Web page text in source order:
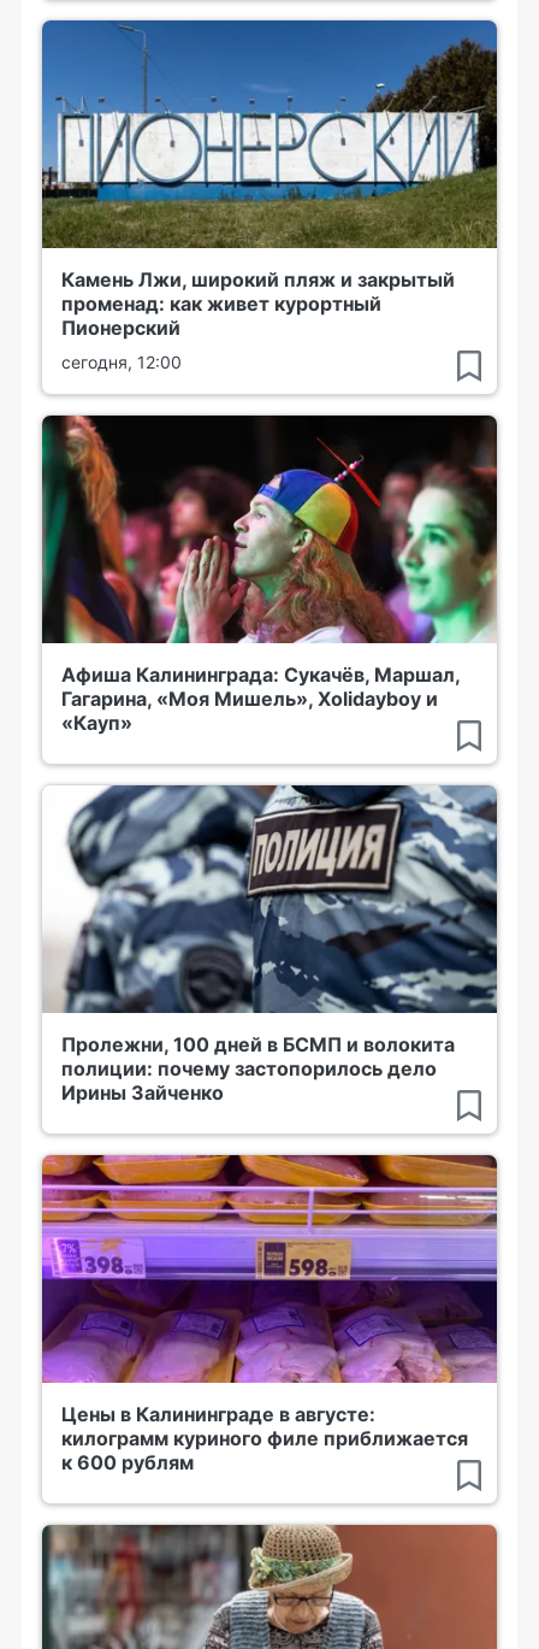
Камень Лжи, широкий пляж и закрытый
променад: как живет курортный
Пионерский
сегодня, 12:00
Афиша Калининграда: Сукачёв, Маршал,
Гагарина, «Моя Мишель», Xolidayboy и
«Кауп»
Пролежни, 100 дней в БСМП и волокита
полиции: почему застопорилось дело
Ирины Зайченко
Цены в Калининграде в августе:
килограмм куриного филе приближается
к 600 рублям